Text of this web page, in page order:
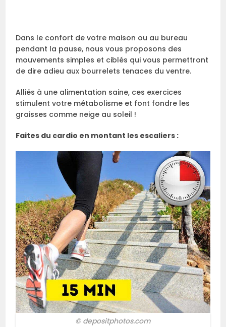
Dans le confort de votre maison ou au bureau
pendant la pause, nous vous proposons des
mouvements simples et ciblés qui vous permettront
de dire adieu aux bourrelets tenaces du ventre.
Alliés à une alimentation saine, ces exercices
stimulent votre métabolisme et font fondre les
graisses comme neige au soleil !
Faites du cardio en montant les escaliers :
© depositphotos.com